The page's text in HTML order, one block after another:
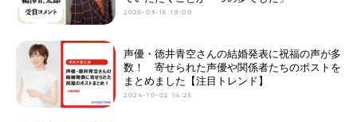
2025-03-15 19:00
声優・徳井青空さんの結婚発表に祝福の声が多
数！ 寄せられた声優や関係者たちのポストを
まとめました【注目トレンド】
2024-10-02 14:25